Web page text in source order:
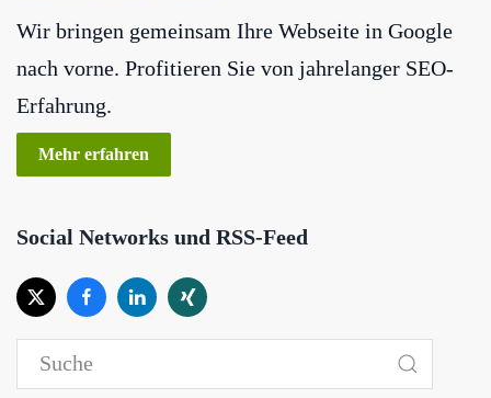
Wir bringen gemeinsam Ihre Webseite in Google
nach vorne. Profitieren Sie von jahrelanger SEO-
Erfahrung.
Mehr erfahren
Social Networks und RSS-Feed